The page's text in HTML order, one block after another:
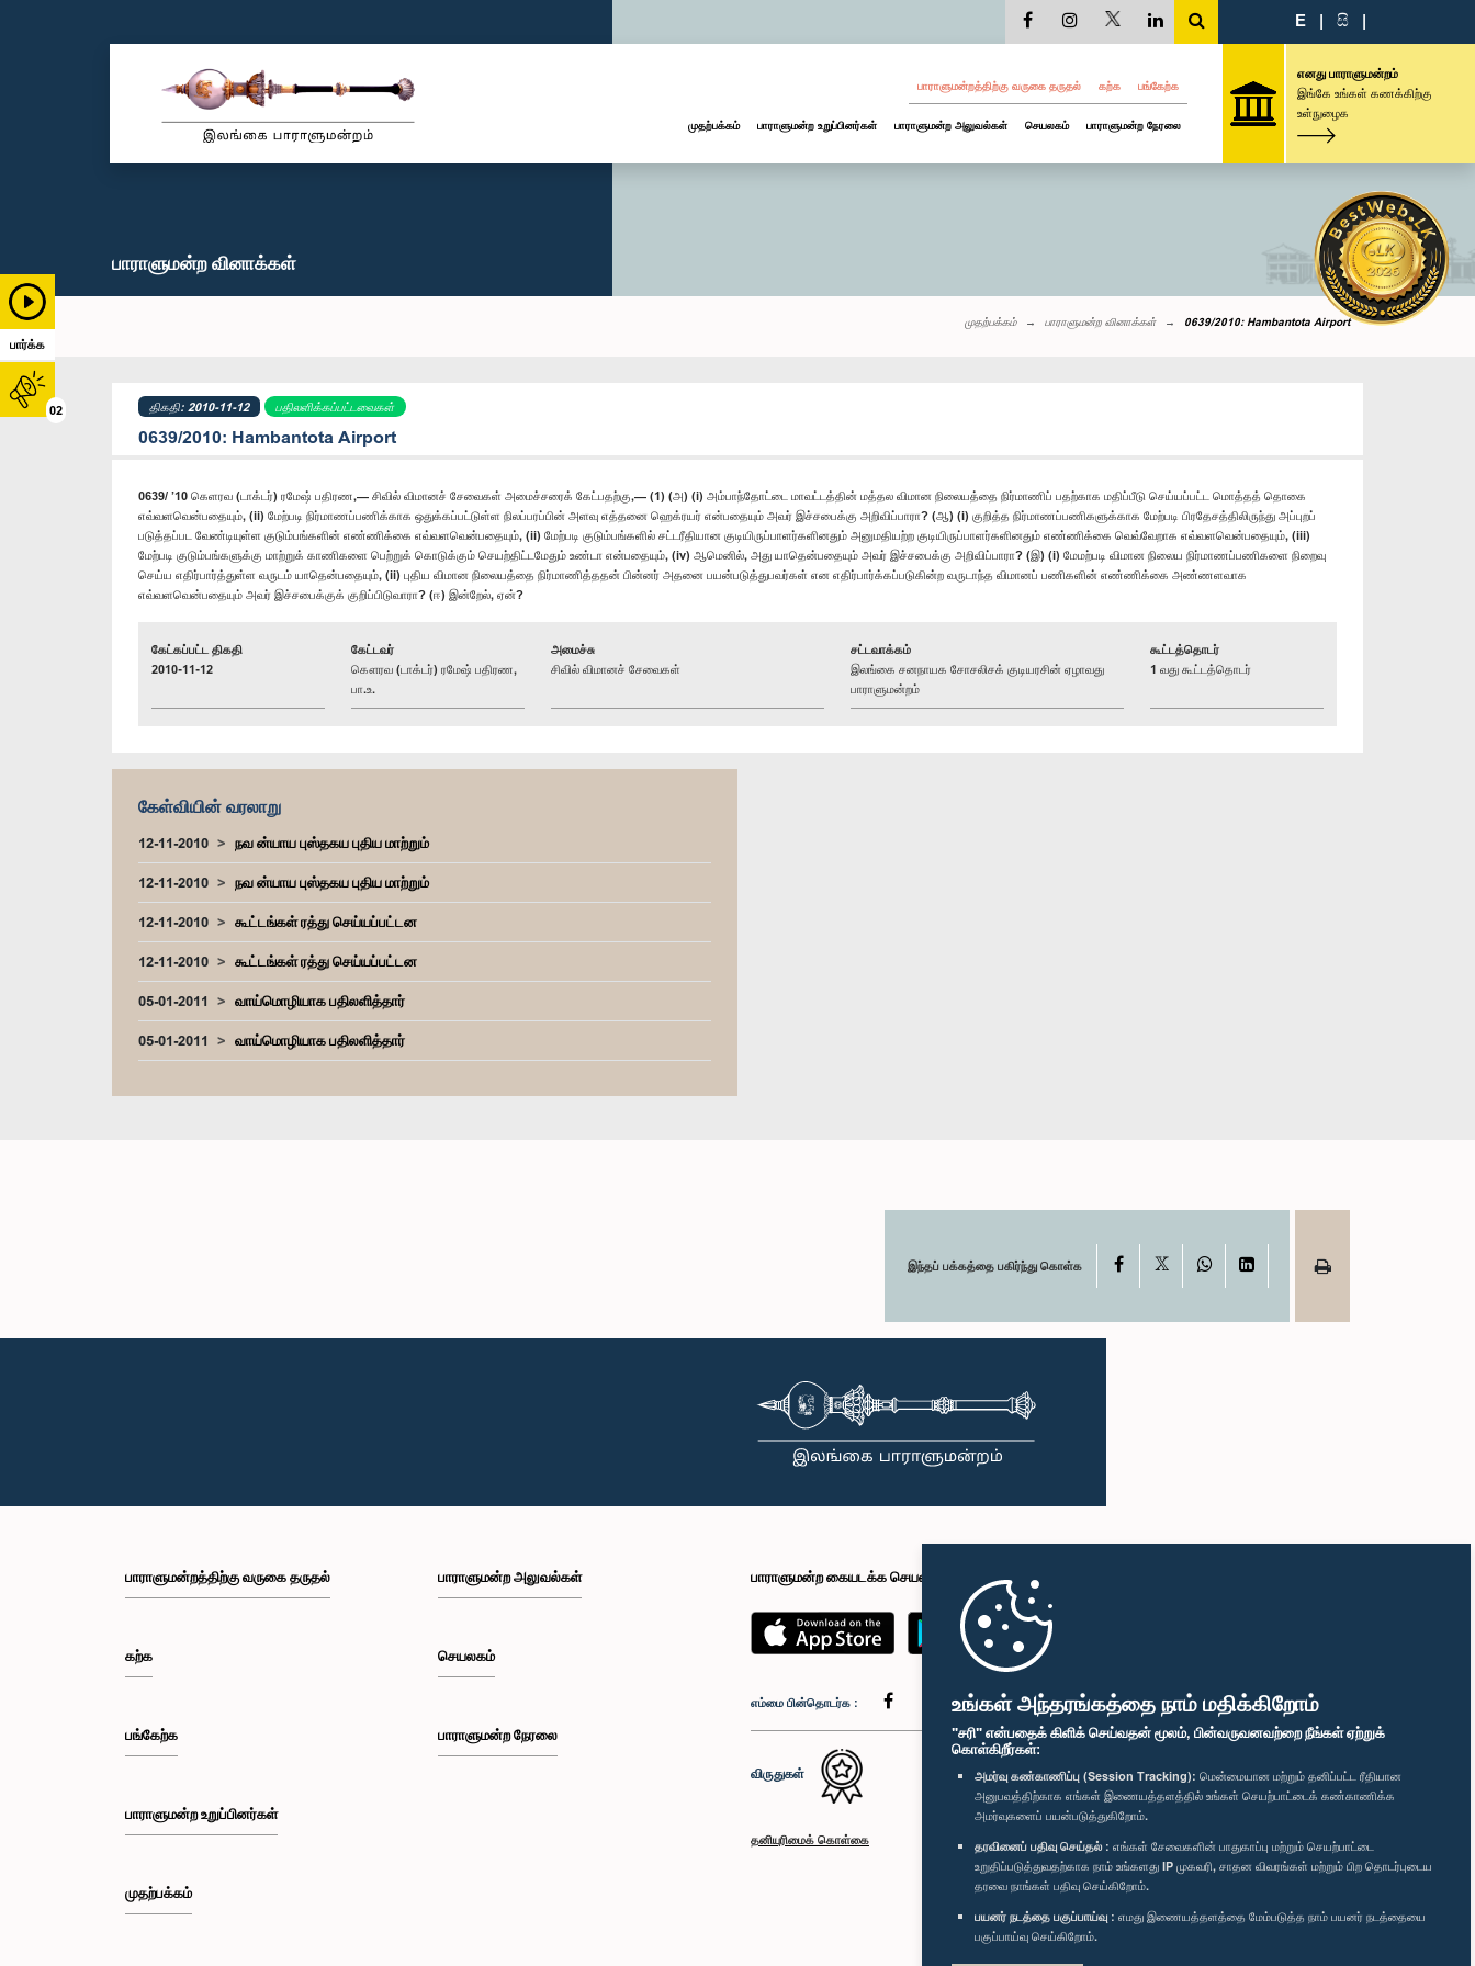
உங்கள் அந்தரங்கத்தை நாம் மதிக்கிறோம்
"சரி" என்பதைக் கிளிக் செய்வதன் மூலம், பின்வருவனவற்றை நீங்கள் ஏற்றுக்
கொள்கிறீர்கள்:
அமர்வு கண்காணிப்பு (Session Tracking): மென்மையான மற்றும் தனிப்பட்ட ரீதியான
அனுபவத்திற்காக எங்கள் இணையத்தளத்தில் உங்கள் செயற்பாட்டைக் கண்காணிக்க
அமர்வுகளைப் பயன்படுத்துகிறோம்.
தரவினைப் பதிவு செய்தல் : எங்கள் சேவைகளின் பாதுகாப்பு மற்றும் செயற்பாட்டை
உறுதிப்படுத்துவதற்காக நாம் உங்களது IP முகவரி, சாதன விவரங்கள் மற்றும் பிற தொடர்புடைய
தரவை நாங்கள் பதிவு செய்கிறோம்.
பயனர் நடத்தை பகுப்பாய்வு : எமது இணையத்தளத்தை மேம்படுத்த நாம் பயனர் நடத்தையை
பகுப்பாய்வு செய்கிறோம்.
பார்க்க
02
E | සි |
பாராளுமன்றத்திற்கு வருகை தருதல் கற்க பங்கேற்க
முதற்பக்கம் பாராளுமன்ற உறுப்பினர்கள் பாராளுமன்ற அலுவல்கள் செயலகம் பாராளுமன்ற நேரலை
எனது பாராளுமன்றம்
இங்கே உங்கள் கணக்கிற்கு
உள்நுழைக
பாராளுமன்ற வினாக்கள்
முதற்பக்கம் பாராளுமன்ற வினாக்கள் 0639/2010: Hambantota Airport
திகதி: 2010-11-12 பதிலளிக்கப்பட்டவைகள்
0639/2010: Hambantota Airport
0639/ ’10 கெளரவ (டாக்டர்) ரமேஷ் பதிரண,— சிவில் விமானச் சேவைகள் அமைச்சரைக் கேட்பதற்கு,— (1) (அ) (i) அம்பாந்தோட்டை மாவட்டத்தின் மத்தல விமான நிலையத்தை நிர்மாணிப் பதற்காக மதிப்பீடு செய்யப்பட்ட மொத்தத் தொகை
எவ்வளவென்பதையும், (ii) மேற்படி நிர்மாணப்பணிக்காக ஒதுக்கப்பட்டுள்ள நிலப்பரப்பின் அளவு எத்தனை ஹெக்ரயர் என்பதையும் அவர் இச்சபைக்கு அறிவிப்பாரா? (ஆ) (i) குறித்த நிர்மாணப்பணிகளுக்காக மேற்படி பிரதேசத்திலிருந்து அப்புறப்
படுத்தப்பட வேண்டியுள்ள குடும்பங்களின் எண்ணிக்கை எவ்வளவென்பதையும், (ii) மேற்படி குடும்பங்களில் சட்டரீதியான குடியிருப்பாளர்களினதும் அனுமதியற்ற குடியிருப்பாளர்களினதும் எண்ணிக்கை வெவ்வேறாக எவ்வளவென்பதையும், (iii)
மேற்படி குடும்பங்களுக்கு மாற்றுக் காணிகளை பெற்றுக் கொடுக்கும் செயற்திட்டமேதும் உண்டா என்பதையும், (iv) ஆமெனில், அது யாதென்பதையும் அவர் இச்சபைக்கு அறிவிப்பாரா? (இ) (i) மேமற்படி விமான நிலைய நிர்மாணப்பணிகளை நிறைவு
செய்ய எதிர்பார்த்துள்ள வருடம் யாதென்பதையும், (ii) புதிய விமான நிலையத்தை நிர்மாணித்ததன் பின்னர் அதனை பயன்படுத்துபவர்கள் என எதிர்பார்க்கப்படுகின்ற வருடாந்த விமானப் பணிகளின் எண்ணிக்கை அண்ணளவாக
எவ்வளவென்பதையும் அவர் இச்சபைக்குக் குறிப்பிடுவாரா? (ஈ) இன்றேல், ஏன்?
கேட்கப்பட்ட திகதி
2010-11-12
கேட்டவர்
கௌரவ (டாக்டர்) ரமேஷ் பதிரண,
பா.உ.
அமைச்சு
சிவில் விமானச் சேவைகள்
சட்டவாக்கம்
இலங்கை சனநாயக சோசலிசக் குடியரசின் ஏழாவது
பாராளுமன்றம்
கூட்டத்தொடர்
1 வது கூட்டத்தொடர்
கேள்வியின் வரலாறு
12-11-2010
நவ ன்யாய புஸ்தகய புதிய மாற்றும்
12-11-2010
நவ ன்யாய புஸ்தகய புதிய மாற்றும்
12-11-2010
கூட்டங்கள் ரத்து செய்யப்பட்டன
12-11-2010
கூட்டங்கள் ரத்து செய்யப்பட்டன
05-01-2011
வாய்மொழியாக பதிலளித்தார்
05-01-2011
வாய்மொழியாக பதிலளித்தார்
இந்தப் பக்கத்தை பகிர்ந்து கொள்க Facebook WhatsAppLinkedIn
பாராளுமன்றத்திற்கு வருகை தருதல்
கற்க
பங்கேற்க
பாராளுமன்ற உறுப்பினர்கள்
முதற்பக்கம்
பாராளுமன்ற அலுவல்கள்
செயலகம்
பாராளுமன்ற நேரலை
பாராளுமன்ற கையடக்க செயலி
எம்மை பின்தொடர்க :
விருதுகள்
தனியுரிமைக் கொள்கை